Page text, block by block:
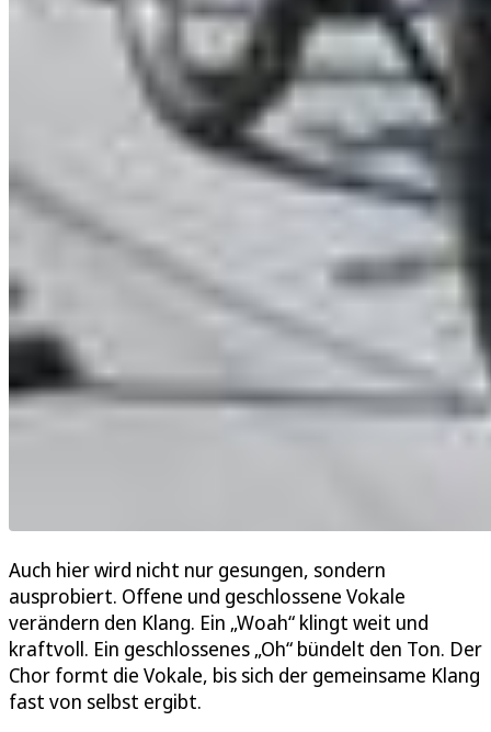
Auch hier wird nicht nur gesungen, sondern
ausprobiert. Offene und geschlossene Vokale
verändern den Klang. Ein „Woah“ klingt weit und
kraftvoll. Ein geschlossenes „Oh“ bündelt den Ton. Der
Chor formt die Vokale, bis sich der gemeinsame Klang
fast von selbst ergibt.